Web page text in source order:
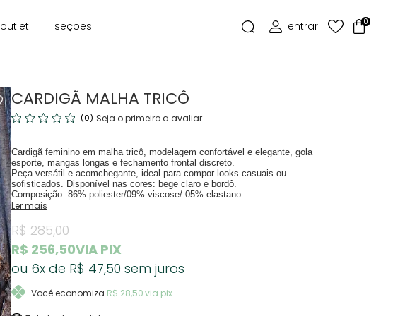
outlet seções 0
CARDIGÃ MALHA TRICÔ
(0) Seja o primeiro a avaliar
Cardigã feminino em malha tricô, modelagem confortável e elegante, gola
esporte, mangas longas e fechamento frontal discreto.
Peça versátil e acomchegante, ideal para compor looks casuais ou
sofisticados. Disponível nas cores: bege claro e bordô.
Composição: 86% poliester/09% viscose/ 05% elastano.
Ler mais
R$ 256,50VIA PIX
R$ 285,00
6x R$ 47,50 sem juros
Você economiza R$ 28,50via pix